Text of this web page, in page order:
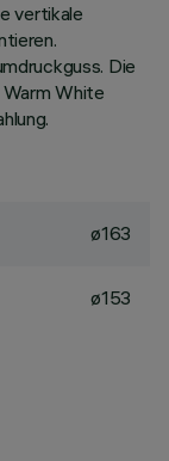
vertikale
Die
White
ø163
ø153